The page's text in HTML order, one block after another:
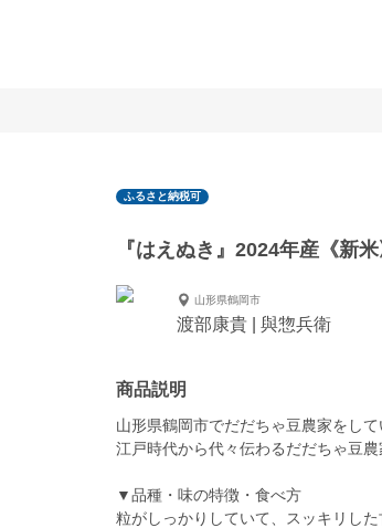
ふるさと納税可
『はえぬき』2024年産《新
山形県鶴岡市
渡部康貴 | 與惣兵衛
商品説明
山形県鶴岡市でだだちゃ豆農家をして
江戸時代から代々伝わるだだちゃ豆農
▼品種・味の特徴・食べ方
粒がしっかりしていて、スッキリし